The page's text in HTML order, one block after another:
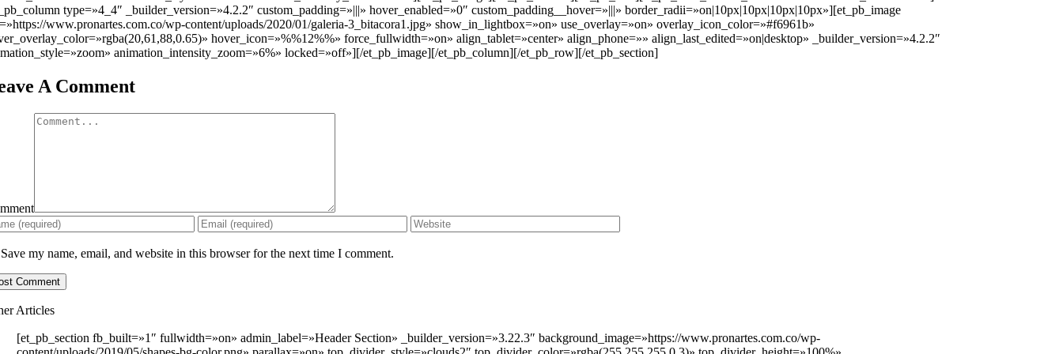
type=»4_4″ _builder_version=»4.2.2″ custom_padding=»|||» hover_enabled=»0″ custom_padding__hover=»|||» border_radii=»on|10px|10px|10px|10px»][et_pb_image
www.pronartes.com.co/wp-content/uploads/2020/01/galeria-3_bitacora1.jpg» show_in_lightbox=»on» use_overlay=»on» overlay_icon_color=»#f6961b»
hover_icon=»%%12%%» force_fullwidth=»on» align_tablet=»center» align_phone=»» align_last_edited=»on|desktop» _builder_version=»4.2.2″
animation_intensity_zoom=»6%» locked=»off»][/et_pb_image][/et_pb_column][/et_pb_row][/et_pb_section]
A Comment
Save my name, email, and website in this browser for the next time I comment.
Articles
[et_pb_section fb_built=»1″ fullwidth=»on» admin_label=»Header Section» _builder_version=»3.22.3″ background_image=»https://www.pronartes.com.co/wp-